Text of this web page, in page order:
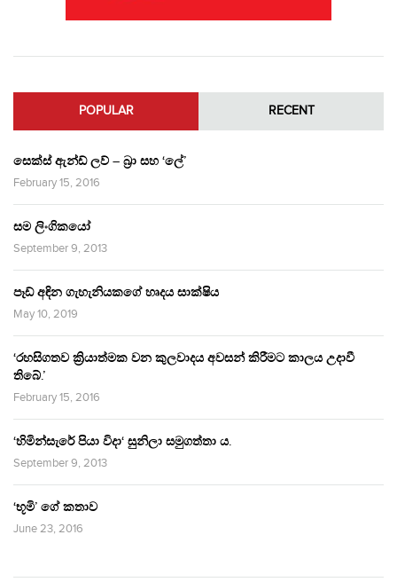
POPULAR RECENT
සෙක්ස් ඇන්ඩ් ලව් – බ්‍රා සහ ‘ලේ’
February 15, 2016
සම ලිංගිකයෝ
September 9, 2013
පෑඩ් අඳින ගැහැනියකගේ හෘදය සාක්ෂිය
May 10, 2019
‘රහසිගතව ක්‍රියාත්මක වන කුලවාදය අවසන් කිරීමට කාලය උදාවී
තිබේ.’
February 15, 2016
‘හිමින්සැරේ පියා විදා‘ සුනිලා සමුගත්තා ය.
September 9, 2013
‘භූමි’ ගේ කතාව
June 23, 2016